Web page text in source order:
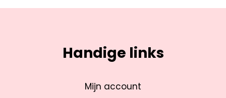
Handige links
Mijn account